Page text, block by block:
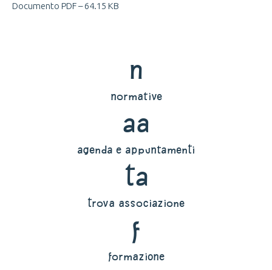
Documento PDF – 64.15 KB
n
normative
aa
agenda e appuntamenti
ta
trova associazione
f
formazione